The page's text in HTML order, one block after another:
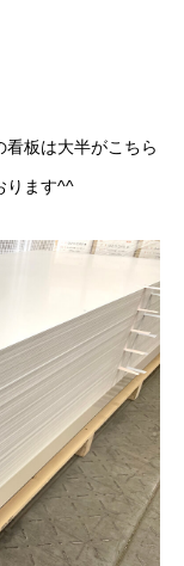
板は大半がこちら
ります^^